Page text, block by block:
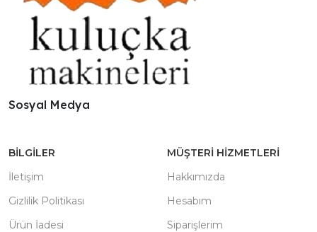
Sosyal Medya
BILGILER
İletişim
Gizlilik Politikası
Ürün İadesi
MÜŞTERI HIZMETLERI
Hakkımızda
Hesabım
Siparişlerim